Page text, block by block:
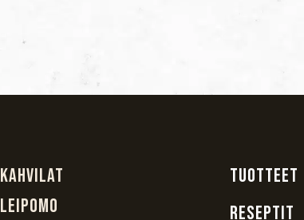
Kahvilat
Leipomo
TUOTTEET
RESEPTIT